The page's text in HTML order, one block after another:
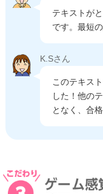
テキストが
です。最短
K.Sさん
このテキス
した！他の
となく、合